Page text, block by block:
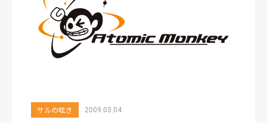
サルの呟き 2009.03.04